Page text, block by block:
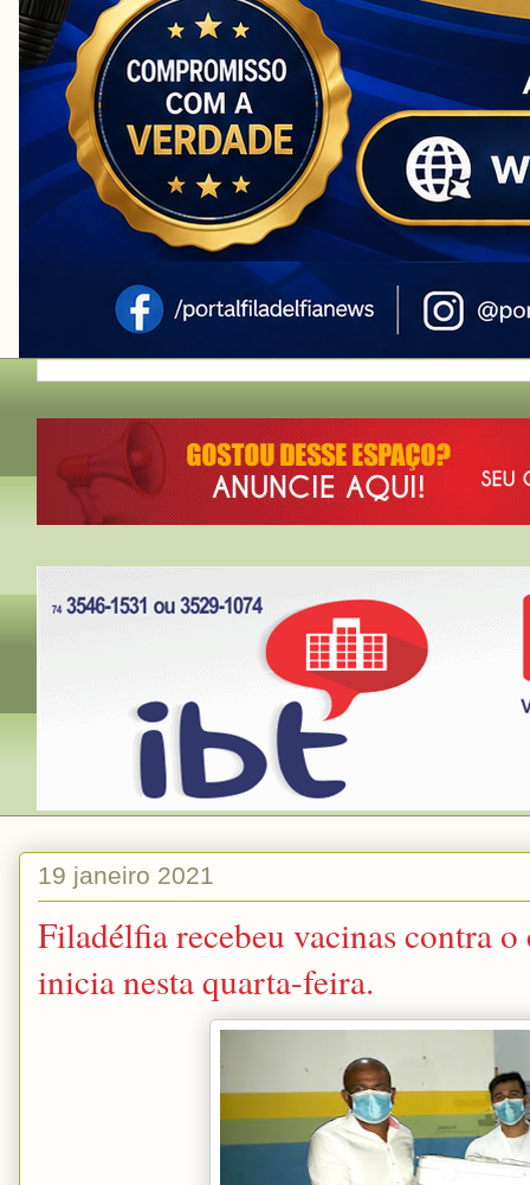
19 janeiro 2021
Filadélfia recebeu vacinas contra
inicia nesta quarta-feira.